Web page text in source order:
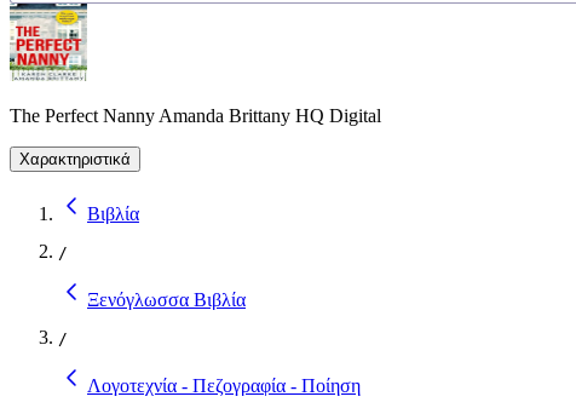
The Perfect Nanny Amanda Brittany HQ Digital
Χαρακτηριστικά
Βιβλία
/
Ξενόγλωσσα Βιβλία
/
Λογοτεχνία - Πεζογραφία - Ποίηση